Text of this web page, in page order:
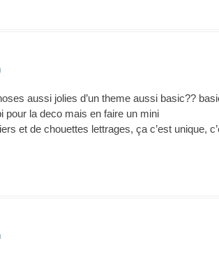
aussi jolies d’un theme aussi basic??
pour la deco mais en faire un mini
et de chouettes lettrages, ça c’est unique,